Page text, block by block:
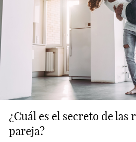
¿Cuál es el secreto de las
pareja?